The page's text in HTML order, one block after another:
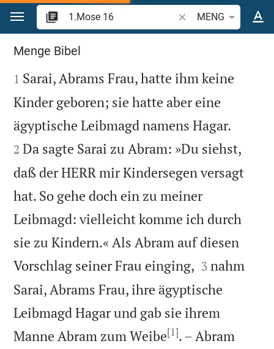
Zum Inhalt springen
Bibelstelle oder
MENG
1.Mose 16
Menge Bibel

1 Sarai, Abrams Frau, hatte ihm keine
Kinder geboren; sie hatte aber eine
ägyptische Leibmagd namens Hagar.
2 Da sagte Sarai zu Abram: »Du siehst,
daß der HERR mir Kindersegen versagt
hat. So gehe doch ein zu meiner
Leibmagd: vielleicht komme ich durch
sie zu Kindern.« Als Abram auf diesen
Vorschlag seiner Frau einging, 

3 nahm
Sarai, Abrams Frau, ihre ägyptische
Leibmagd Hagar und gab sie ihrem
Manne Abram zum Weibe[1]. – Abram